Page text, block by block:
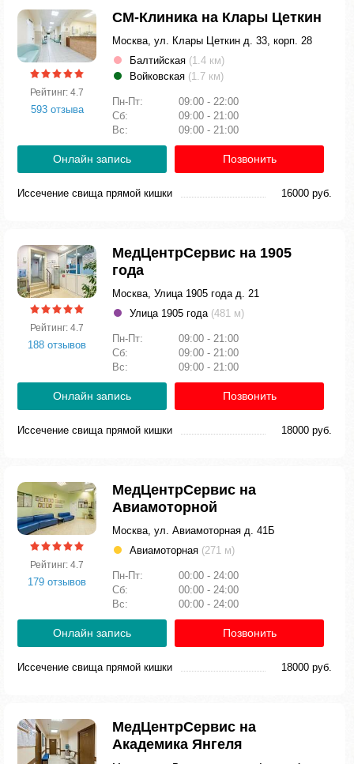
Рейтинг: 4.7
593 отзыва
СМ-Клиника на Клары Цеткин
Москва, ул. Клары Цеткин д. 33, корп. 28
Балтийская (1.4 км)
Войковская (1.7 км)
Пн-Пт:
09:00 - 22:00
Сб:
09:00 - 21:00
Вс:
09:00 - 21:00
Онлайн запись Позвонить
Иссечение свища прямой кишки 16000 руб.
Рейтинг: 4.7
188 отзывов
МедЦентрСервис на 1905
года
Москва, Улица 1905 года д. 21
Улица 1905 года (481 м)
Пн-Пт:
09:00 - 21:00
Сб:
09:00 - 21:00
Вс:
09:00 - 21:00
Онлайн запись Позвонить
Иссечение свища прямой кишки 18000 руб.
Рейтинг: 4.7
179 отзывов
МедЦентрСервис на
Авиамоторной
Москва, ул. Авиамоторная д. 41Б
Авиамоторная (271 м)
Пн-Пт:
00:00 - 24:00
Сб:
00:00 - 24:00
Вс:
00:00 - 24:00
Онлайн запись Позвонить
Иссечение свища прямой кишки 18000 руб.
МедЦентрСервис на
Академика Янгеля